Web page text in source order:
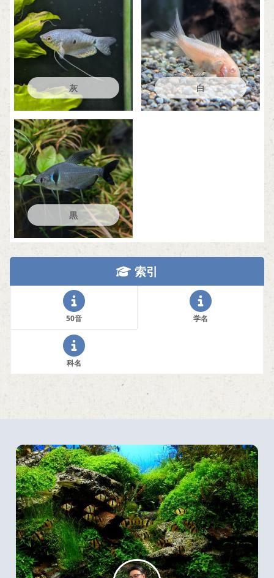
灰 白
黒
索引
50音 学名
科名